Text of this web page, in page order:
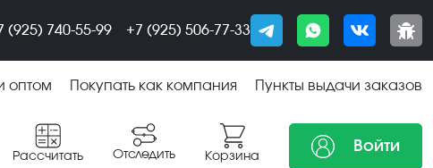
(925) 740-55-99 +7 (925) 506-77-33
оптом Покупать как компания Пункты выдачи заказов
Рассчитать Отследить Корзина
Войти